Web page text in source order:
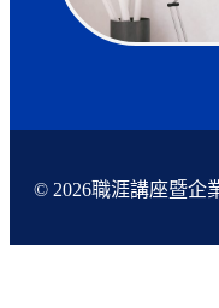
© 2026職涯講座暨企